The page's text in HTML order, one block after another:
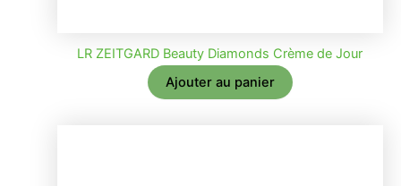
LR ZEITGARD Beauty Diamonds Crème de Jour
Ajouter au panier